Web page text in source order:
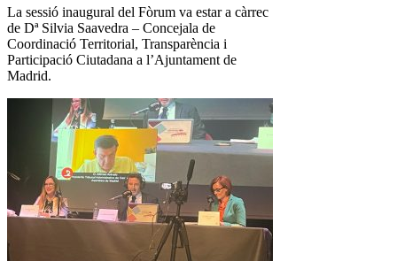
La sessió inaugural del Fòrum va estar a càrrec
de Dª Silvia Saavedra – Concejala de
Coordinació Territorial, Transparència i
Participació Ciutadana a l’Ajuntament de
Madrid.